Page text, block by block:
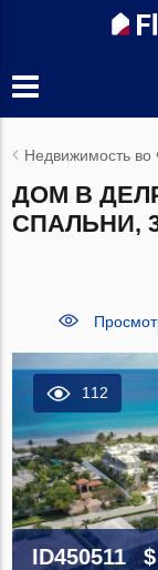
Недвижимость во
ДОМ В
СПАЛЬНИ,
112
ID450511 $